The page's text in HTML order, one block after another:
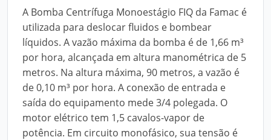
A Bomba Centrífuga Monoestágio FIQ da Famac é
utilizada para deslocar fluidos e bombear
líquidos. A vazão máxima da bomba é de 1,66 m³
por hora, alcançada em altura manométrica de 5
metros. Na altura máxima, 90 metros, a vazão é
de 0,10 m³ por hora. A conexão de entrada e
saída do equipamento mede 3/4 polegada. O
motor elétrico tem 1,5 cavalos-vapor de
potência. Em circuito monofásico, sua tensão é